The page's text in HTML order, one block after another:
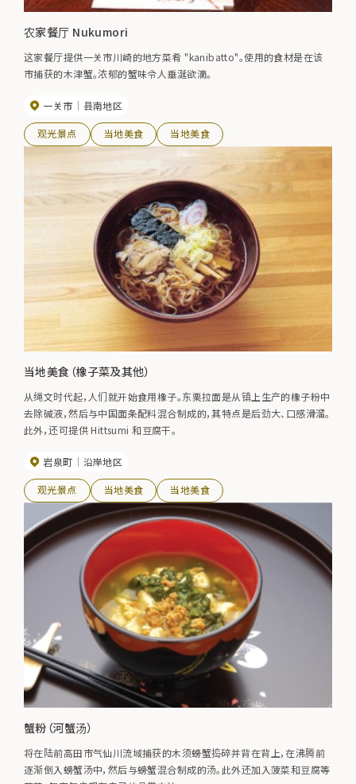
农家餐厅 Nukumori
这家餐厅提供一关市川崎的地方菜肴 "kanibatto"。使用的食材是在该
市捕获的木津蟹。浓郁的蟹味令人垂涎欲滴。
一关市 县南地区
观光景点 当地美食 当地美食
当地美食（橡子菜及其他）
从绳文时代起，人们就开始食用橡子。东栗拉面是从镇上生产的橡子粉中
去除碱液，然后与中国面条配料混合制成的，其特点是后劲大、口感滑溜。
此外，还可提供 Hittsumi 和豆腐干。
岩泉町 沿岸地区
观光景点 当地美食 当地美食
蟹粉（河蟹汤）
将在陆前高田市气仙川流域捕获的木须螃蟹捣碎并背在背上，在沸腾前
逐渐倒入螃蟹汤中，然后与螃蟹混合制成的汤。此外还加入菠菜和豆腐等